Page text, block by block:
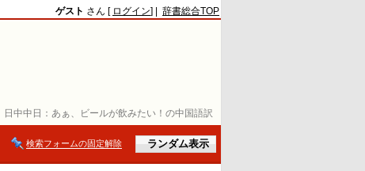
日中中日： あぁ、ビールが飲みたい！の中国語訳
ゲスト さん [ ログイン] | 辞書総合TOP
検索フォームの固定解除